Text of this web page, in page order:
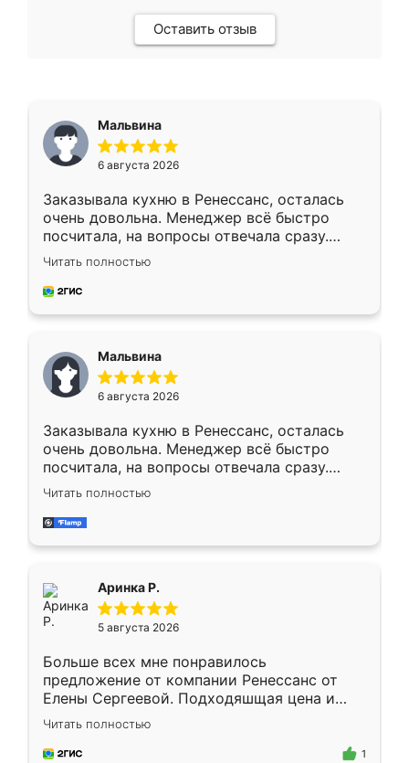
Оставить отзыв
Мальвина
6 августа 2026
Заказывала кухню в Ренессанс, осталась
очень довольна. Менеджер всё быстро
посчитала, на вопросы отвечала сразу.
Замерщик приехал в субботу, подошёл к
делу со всей ответственностью. Собрали
за день, ребята работали аккуратно, даже
Читать полностью
Мальвина
6 августа 2026
Заказывала кухню в Ренессанс, осталась
очень довольна. Менеджер всё быстро
посчитала, на вопросы отвечала сразу.
Замерщик приехал в субботу, подошёл к
делу со всей ответственностью. Собрали
за день, ребята работали аккуратно, даже
Читать полностью
Аринка Р.
5 августа 2026
Больше всех мне понравилось
предложение от компании Ренессанс от
Елены Сергеевой. Подходяшщая цена и
короткие сроки изготовления. Приехавший
для замера сотрудник Владислав
предложил по моему эскизу самый
Читать полностью
1